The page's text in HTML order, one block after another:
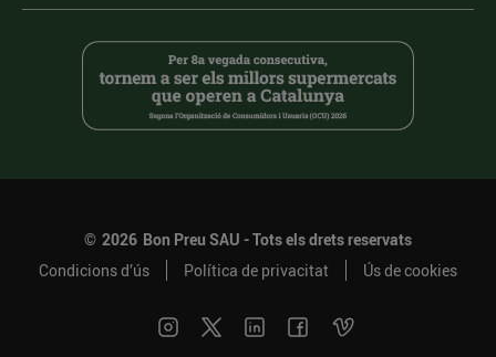
© 2026 Bon Preu SAU - Tots els drets reservats
Condicions d’ús
Política de privacitat Ús de cookies